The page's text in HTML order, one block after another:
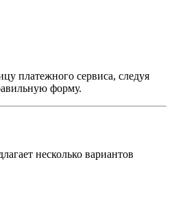
платежного сервиса, следуя
форму.
несколько вариантов